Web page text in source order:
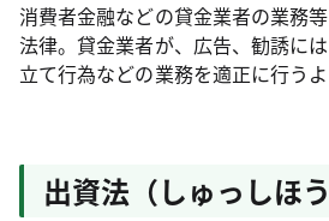
消費者金融などの貸金業者の業務
法律。貸金業者が、広告、勧誘に
立て行為などの業務を適正に行うよ
出資法（しゅっしほう